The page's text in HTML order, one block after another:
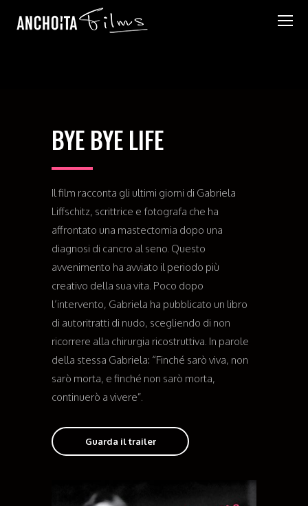
BYE BYE LIFE
Il film racconta gli ultimi giorni di Gabriela
Liffschitz, scrittrice e fotografa che ha
affrontato una mastectomia dopo una
diagnosi di cancro al seno. Questo
avvenimento ha avviato il periodo più
creativo della sua vita. Poco dopo
l’intervento, Gabriela ha pubblicato un libro
di autoritratti di nudo, scegliendo di non
ricorrere alla chirurgia ricostruttiva. In parole
della stessa Gabriela: “Finché sarò viva, non
sarò morta, e finché non sarò morta,
continuerò a vivere”.
Guarda il trailer